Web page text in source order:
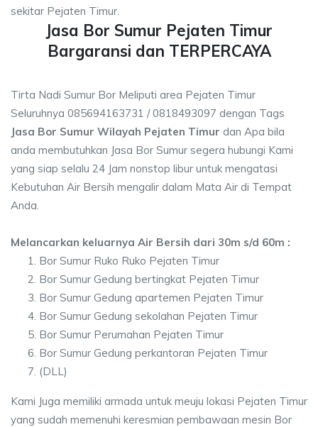
sekitar Pejaten Timur.
Jasa Bor Sumur Pejaten Timur
Bargaransi dan TERPERCAYA
Tirta Nadi Sumur Bor Meliputi area Pejaten Timur
Seluruhnya 085694163731 / 0818493097 dengan Tags
Jasa Bor Sumur Wilayah Pejaten Timur dan Apa bila
anda membutuhkan Jasa Bor Sumur segera hubungi Kami
yang siap selalu 24 Jam nonstop libur untuk mengatasi
Kebutuhan Air Bersih mengalir dalam Mata Air di Tempat
Anda.
Melancarkan keluarnya Air Bersih dari 30m s/d 60m :
Bor Sumur Ruko Ruko Pejaten Timur
Bor Sumur Gedung bertingkat Pejaten Timur
Bor Sumur Gedung apartemen Pejaten Timur
Bor Sumur Gedung sekolahan Pejaten Timur
Bor Sumur Perumahan Pejaten Timur
Bor Sumur Gedung perkantoran Pejaten Timur
(DLL)
Kami Juga memiliki armada untuk meuju lokasi Pejaten Timur
yang sudah memenuhi keresmian pembawaan mesin Bor